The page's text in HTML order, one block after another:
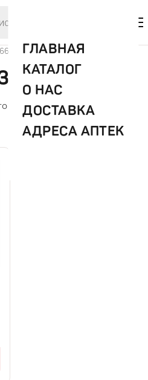
ГЛАВНАЯ
КАТАЛОГ
О НАС
ДОСТАВКА
АДРЕСА АПТЕК
товара